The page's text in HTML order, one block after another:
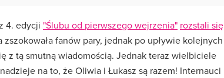
4. edycji "Ślubu od pierwszego wejrzenia" rozstali się
zszokowała fanów pary, jednak po upływie kolejnych
z tą smutną wiadomością. Jednak teraz wielbiciele
na to, że Oliwia i Łukasz są razem! Internauci